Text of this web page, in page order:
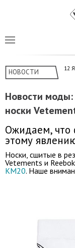
НОВОСТИ 12
Новости
носки
Ожидаем, что
этому
Носки, сшитые в
Vetements и
KM20. Наше